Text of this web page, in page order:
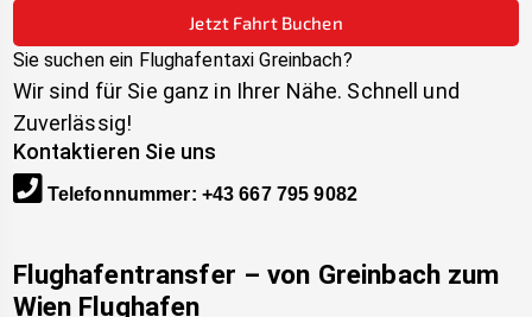
Jetzt Fahrt Buchen
Sie suchen ein Flughafentaxi Greinbach?
Wir sind für Sie ganz in Ihrer Nähe. Schnell und
Zuverlässig!
Kontaktieren Sie uns
Telefonnummer: +43 667 795 9082
Flughafentransfer – von Greinbach zum
Wien Flughafen